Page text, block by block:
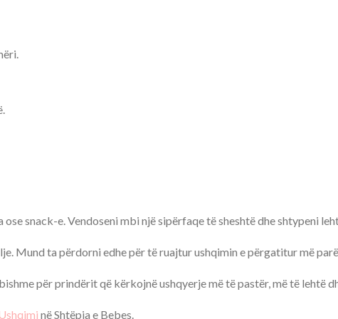
snack-e. Vendoseni mbi një sipërfaqe të sheshtë dhe shtypeni
Mund ta përdorni edhe për të ruajtur ushqimin e përgatitur më
për prindërit që kërkojnë ushqyerje më të pastër, më të lehtë
në Shtëpia e Bebes.